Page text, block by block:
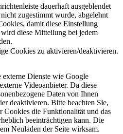
dauerhaft ausgeblendet
zugestimmt wurde, abgelehnt
damit diese Einstellung
diese Mitteilung bei jedem
Cookies zu aktivieren/deaktivieren.
externe Dienste wie Google
Videoanbieter. Da diese
Daten von Ihnen
deaktivieren. Bitte beachten Sie,
Cookies die Funktionalität und das
beeinträchtigen kann. Die
Neuladen der Seite wirksam.